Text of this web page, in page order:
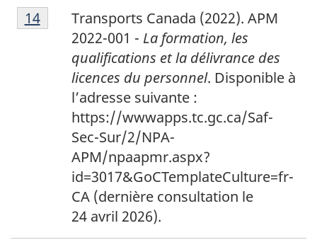
1
4
Transports Canada (2022). APM
2022-001 - La formation, les
qualifications et la délivrance des
licences du personnel. Disponible à
l’adresse suivante :
https://wwwapps.tc.gc.ca/Saf-
Sec-Sur/2/NPA-
APM/npaapmr.aspx?
id=3017&GoCTemplateCulture=fr-
CA (dernière consultation le
24 avril 2026).
Return to footnote
14referrer